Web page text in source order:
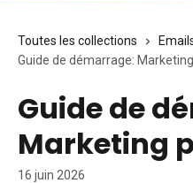
Toutes les collections
Guide de démarrage:
Guide de
Marketing
16 juin 2026